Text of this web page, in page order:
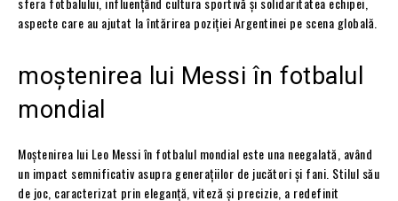
aspecte care au ajutat la întărirea poziției Argentinei pe scena globală.
moștenirea lui Messi în fotbalul
mondial
Moștenirea lui Leo Messi în fotbalul mondial este una neegalată, având
un impact semnificativ asupra generațiilor de jucători și fani. Stilul său
de joc, caracterizat prin eleganță, viteză și precizie, a redefinit